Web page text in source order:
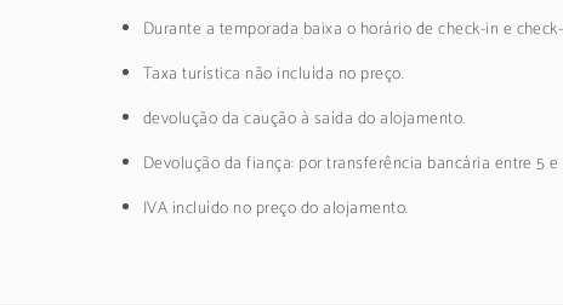
Durante a temporada baixa o horário de check-in e
Taxa turística não incluída no preço.
devolução da caução à saída do alojamento.
Devolução da fiança: por transferência bancária entre 5
IVA incluído no preço do alojamento.